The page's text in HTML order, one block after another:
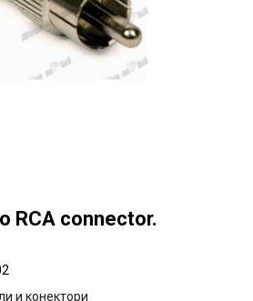
RCA connector.
и конектори